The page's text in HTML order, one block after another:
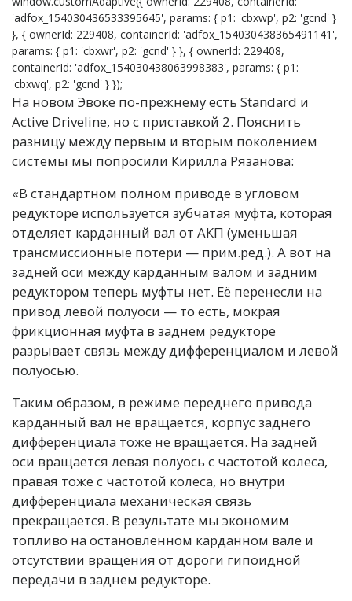
'adfox_154030436533395645', params: { p1: 'cbxwp', p2: 'gcnd' }
}, { ownerId: 229408, containerId: 'adfox_154030438365491141',
params: { p1: 'cbxwr', p2: 'gcnd' } }, { ownerId: 229408,
containerId: 'adfox_154030438063998383', params: { p1:
'cbxwq', p2: 'gcnd' } });
На новом Эвоке по-прежнему есть Standard и
Active Driveline, но с приставкой 2. Пояснить
разницу между первым и вторым поколением
системы мы попросили Кирилла Рязанова:
«В стандартном полном приводе в угловом
редукторе используется зубчатая муфта, которая
отделяет карданный вал от АКП (уменьшая
трансмиссионные потери — прим.ред.). А вот на
задней оси между карданным валом и задним
редуктором теперь муфты нет. Её перенесли на
привод левой полуоси — то есть, мокрая
фрикционная муфта в заднем редукторе
разрывает связь между дифференциалом и левой
полуосью.
Таким образом, в режиме переднего привода
карданный вал не вращается, корпус заднего
дифференциала тоже не вращается. На задней
оси вращается левая полуось с частотой колеса,
правая тоже с частотой колеса, но внутри
дифференциала механическая связь
прекращается. В результате мы экономим
топливо на остановленном карданном вале и
отсутствии вращения от дороги гипоидной
передачи в заднем редукторе.